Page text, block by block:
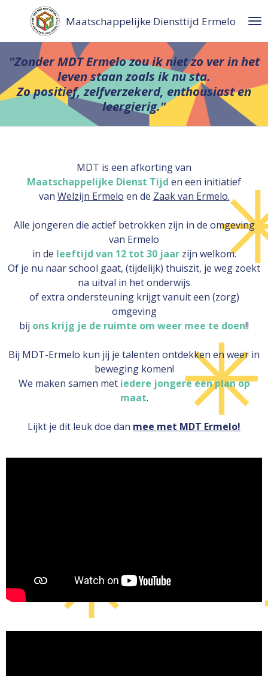
direct
naar
de
hoofdinhoud
Maatschappelijke Diensttijd Ermelo
"Zonder MDT Ermelo zou ik niet zo ver in het
leven staan zoals ik nu sta.
Zo positief, zelfverzekerd, enthousiast en
leergierig."
MDT is een afkorting van
Maatschappelijke Dienst Tijd en een initiatief
van Welzijn Ermelo en de Zaak van Ermelo.
Alle jongeren die actief betrokken zijn in de omgeving
van Ermelo
in de leeftijd van 12 tot 30 jaar zijn welkom.
Of je nu naar school gaat, (tijdelijk) thuiszit, je weg zoekt
na uitval in het onderwijs
of extra ondersteuning krijgt vanuit een (zorg)
omgeving
bij ons krijg je de ruimte om weer mee te doen!!
Bij MDT-Ermelo kun jij je talenten ontdekken en weer in
beweging komen!
We maken samen met iedere jongere een plan op
maat.
Lijkt je dit leuk doe dan mee met MDT Ermelo!